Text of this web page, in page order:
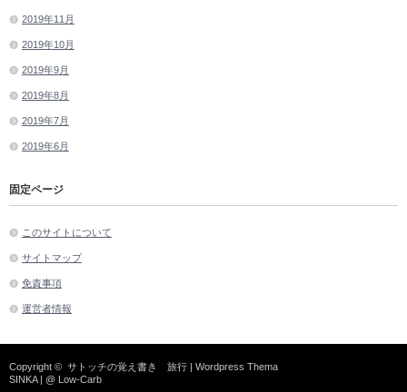
2019年11月
2019年10月
2019年9月
2019年8月
2019年7月
2019年6月
固定ページ
このサイトについて
サイトマップ
免責事項
運営者情報
Copyright © サトッチの覚え書き 旅行 | Wordpress Thema
SINKA| @ Low-Carb